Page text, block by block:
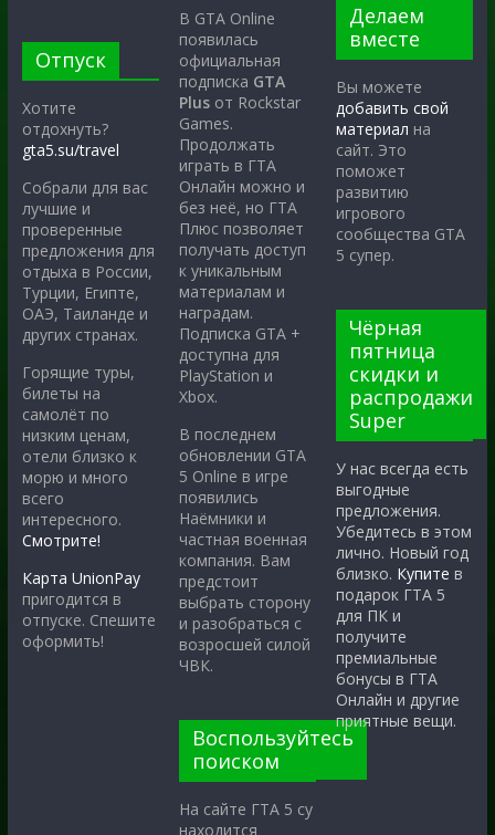
Отпуск
Хотите
отдохнуть?
gta5.su/travel
Собрали для вас
лучшие и
проверенные
предложения для
отдыха в России,
Турции, Египте,
ОАЭ, Таиланде и
других странах.
Горящие туры,
билеты на
самолёт по
низким ценам,
отели близко к
морю и много
всего
интересного.
Смотрите!
Карта UnionPay
пригодится в
отпуске. Спешите
оформить!
В GTA Online
появилась
официальная
подписка GTA
Plus от Rockstar
Games.
Продолжать
играть в ГТА
Онлайн можно и
без неё, но ГТА
Плюс позволяет
получать доступ
к уникальным
материалам и
наградам.
Подписка GTA +
доступна для
PlayStation и
Xbox.
В последнем
обновлении GTA
5 Online в игре
появились
Наёмники и
частная военная
компания. Вам
предстоит
выбрать сторону
и разобраться с
возросшей силой
ЧВК.
Воспользуйтесь
поиском
На сайте ГТА 5 су
находится
Делаем
вместе
Вы можете
добавить свой
материал на
сайт. Это
поможет
развитию
игрового
сообщества GTA
5 супер.
Чёрная
пятница
скидки и
распродажи
Super
У нас всегда есть
выгодные
предложения.
Убедитесь в этом
лично. Новый год
близко. Купите в
подарок ГТА 5
для ПК и
получите
премиальные
бонусы в ГТА
Онлайн и другие
приятные вещи.